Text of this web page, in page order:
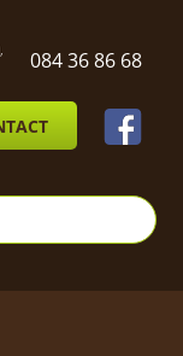
084 36 86 68